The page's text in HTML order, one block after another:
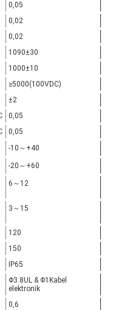
0,05
0,02
0,02
1090±30
1000±10
≥5000(100VDC)
±2
0,05
0,05
-10～+40
-20～+60
6～12
3～15
120
150
IP65
Φ3.8UL & Φ1Kabel
elektronik
0,6